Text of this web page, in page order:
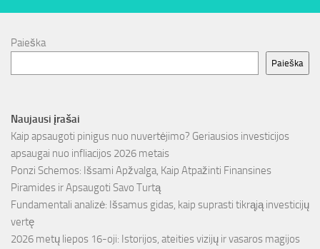
Paieška
Paieška
Naujausi įrašai
Kaip apsaugoti pinigus nuo nuvertėjimo? Geriausios investicijos
apsaugai nuo infliacijos 2026 metais
Ponzi Schemos: Išsami Apžvalga, Kaip Atpažinti Finansines
Piramides ir Apsaugoti Savo Turtą
Fundamentali analizė: Išsamus gidas, kaip suprasti tikrąją investicijų
vertę
2026 metų liepos 16-oji: Istorijos, ateities vizijų ir vasaros magijos